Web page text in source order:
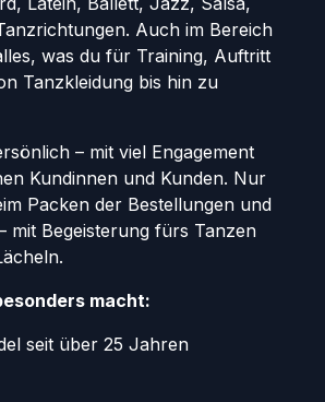
Auch im Bereich
was du für Training, Auftritt
Tanzkleidung bis hin zu
– mit viel Engagement
Kundinnen und Kunden. Nur
Packen der Bestellungen und
mit Begeisterung fürs Tanzen
macht:
seit über 25 Jahren